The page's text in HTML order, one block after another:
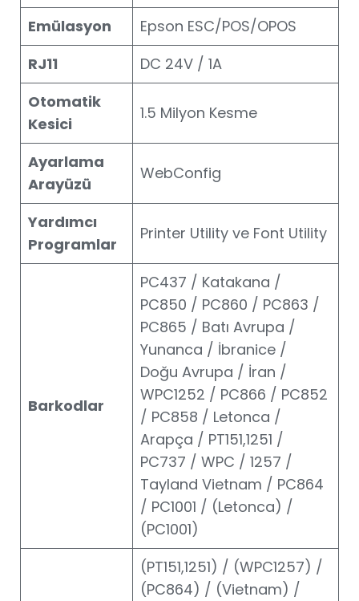
Emülasyon
Epson ESC/POS/OPOS
RJ11
DC 24V / 1A
Otomatik
Kesici
1.5 Milyon Kesme
Ayarlama
Arayüzü
WebConfig
Yardımcı
Programlar
Printer Utility ve Font Utility
Barkodlar
PC437 / Katakana /
PC850 / PC860 / PC863 /
PC865 / Batı Avrupa /
Yunanca / İbranice /
Doğu Avrupa / İran /
WPC1252 / PC866 / PC852
/ PC858 / Letonca /
Arapça / PT151,1251 /
PC737 / WPC / 1257 /
Tayland Vietnam / PC864
/ PC1001 / (Letonca) /
(PC1001)
(PT151,1251) / (WPC1257) /
(PC864) / (Vietnam) /